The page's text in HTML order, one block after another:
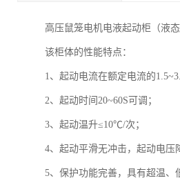
高压鼠笼电机电液起动柜（液态
该柜体的性能特点：
1、起动电流在额定电流的
2、起动时间20~60S可调；
3、起动温升≤10℃/次；
4、起动平滑无冲击，起动电压
5、保护功能完善，具有超温、